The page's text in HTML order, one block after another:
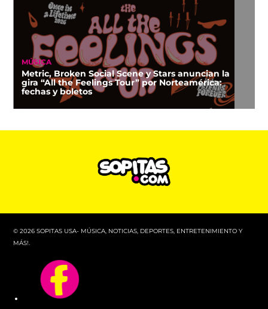
MÚSICA
Metric, Broken Social Scene y Stars anuncian la
gira “All the Feelings Tour” por Norteamérica:
fechas y boletos
© 2026 SOPITAS USA- MÚSICA, NOTICIAS, DEPORTES, ENTRETENIMIENTO Y
MÁS!.